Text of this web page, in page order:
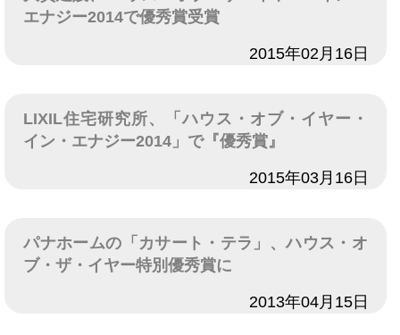
エナジー2014で優秀賞受賞
2015年02月16日
LIXIL住宅研究所、「ハウス・オブ・イヤー・
イン・エナジー2014」で『優秀賞』
2015年03月16日
パナホームの「カサート・テラ」、ハウス・オ
ブ・ザ・イヤー特別優秀賞に
2013年04月15日